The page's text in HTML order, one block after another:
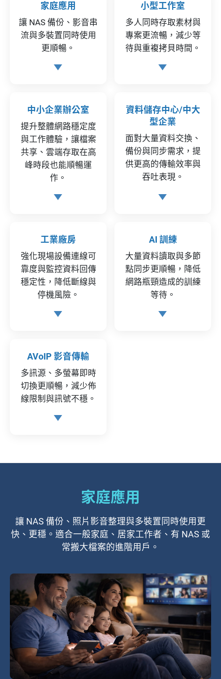
家庭應用
讓 NAS 備份、影音串
流與多裝置同時使用
更順暢。
小型工作室
多人同時存取素材與
專案更流暢，減少等
待與重複拷貝時間。
中小企業辦公室
提升整體網路穩定度
與工作體驗，讓檔案
共享、雲端存取在高
峰時段也能順暢運
作。
資料儲存中心/中大
型企業
面對大量資料交換、
備份與同步需求，提
供更高的傳輸效率與
吞吐表現。
工業廠房
強化現場設備連線可
靠度與監控資料回傳
穩定性，降低斷線與
停機風險。
AI 訓練
大量資料讀取與多節
點同步更順暢，降低
網路瓶頸造成的訓練
等待。
AVoIP 影音傳輸
多訊源、多螢幕即時
切換更順暢，減少佈
線限制與訊號不穩。
家庭應用
讓 NAS 備份、照片影音整理與多裝置同時使用更
快、更穩。適合一般家庭、居家工作者、有 NAS 或
常搬大檔案的進階用戶。